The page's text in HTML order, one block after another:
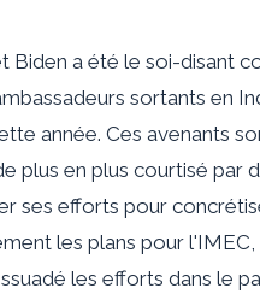
Biden a été le soi-disant
sortants en
année. Ces avenants
plus en plus courtisé par
ses efforts pour
les plans pour l'IMEC,
les efforts dans le